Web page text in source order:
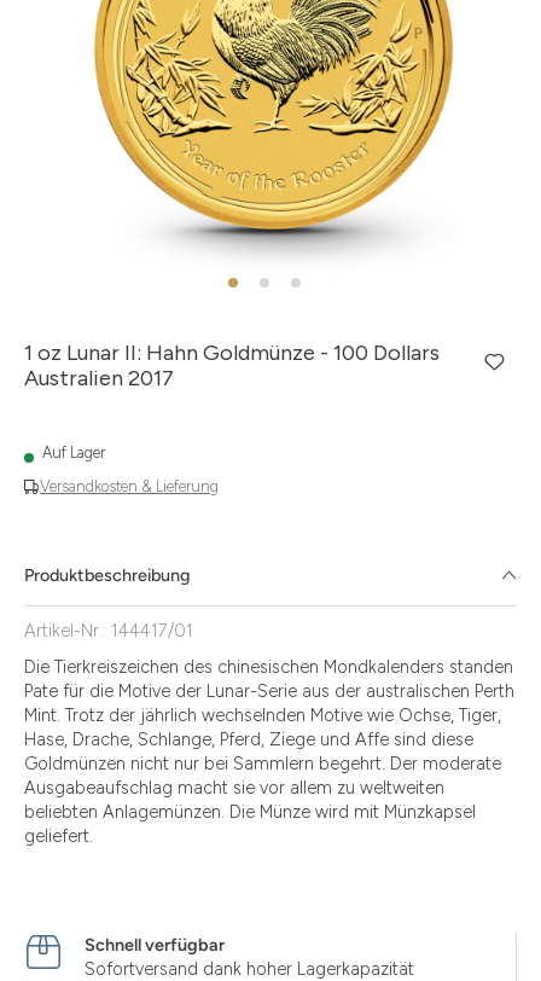
1 oz Lunar II: Hahn Goldmünze - 100 Dollars
Australien 2017
Versandkosten & Lieferung
Auf Lager
Produktbeschreibung
Artikel-Nr.: 144417/01
Die Tierkreiszeichen des chinesischen Mondkalenders standen
Pate für die Motive der Lunar-Serie aus der australischen Perth
Mint. Trotz der jährlich wechselnden Motive wie Ochse, Tiger,
Hase, Drache, Schlange, Pferd, Ziege und Affe sind diese
Goldmünzen nicht nur bei Sammlern begehrt. Der moderate
Ausgabeaufschlag macht sie vor allem zu weltweiten
beliebten Anlagemünzen. Die Münze wird mit Münzkapsel
geliefert.
Schnell verfügbar
Sofortversand dank hoher Lagerkapazität